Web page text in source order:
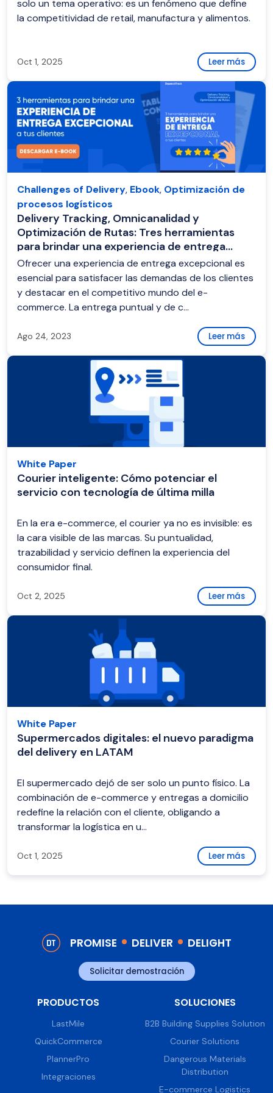
solo un tema operativo: es un fenómeno que define
la competitividad de retail, manufactura y alimentos.
Oct 1, 2025 Leer más
Challenges of Delivery, Ebook, Optimización de
procesos logísticos
Delivery Tracking, Omnicanalidad y
Optimización de Rutas: Tres herramientas
para brindar una experiencia de entrega
excepcional a tus clientes
Ofrecer una experiencia de entrega excepcional es
esencial para satisfacer las demandas de los clientes
y destacar en el competitivo mundo del e-
commerce. La entrega puntual y de c...
Ago 24, 2023 Leer más
White Paper
Courier inteligente: Cómo potenciar el
servicio con tecnología de última milla
En la era e-commerce, el courier ya no es invisible: es
la cara visible de las marcas. Su puntualidad,
trazabilidad y servicio definen la experiencia del
consumidor final.
Oct 2, 2025 Leer más
White Paper
Supermercados digitales: el nuevo paradigma
del delivery en LATAM
El supermercado dejó de ser solo un punto físico. La
combinación de e-commerce y entregas a domicilio
redefine la relación con el cliente, obligando a
transformar la logística en u...
Oct 1, 2025 Leer más
PROMISE DELIVER DELIGHT
Solicitar demostración
PRODUCTOS
LastMile
QuickCommerce
PlannerPro
Integraciones
SOLUCIONES
B2B Building Supplies Solution
Courier Solutions
Dangerous Materials
Distribution
E-commerce Logistics